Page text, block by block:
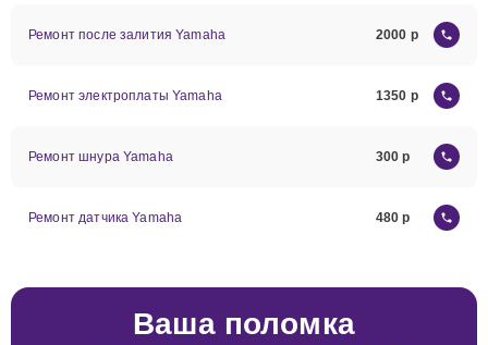
Ремонт после залития Yamaha 2000
Ремонт электроплаты Yamaha 1350
Ремонт шнура Yamaha 300
Ремонт датчика Yamaha 480
Ваша поломка